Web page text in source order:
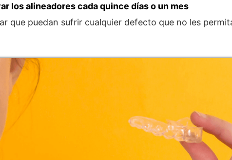
los alineadores cada quince días o un mes
que puedan sufrir cualquier defecto que no les